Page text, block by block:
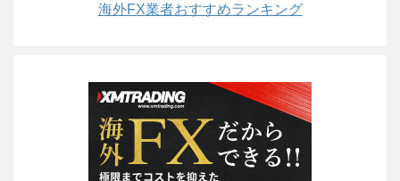
海外FX業者おすすめランキング